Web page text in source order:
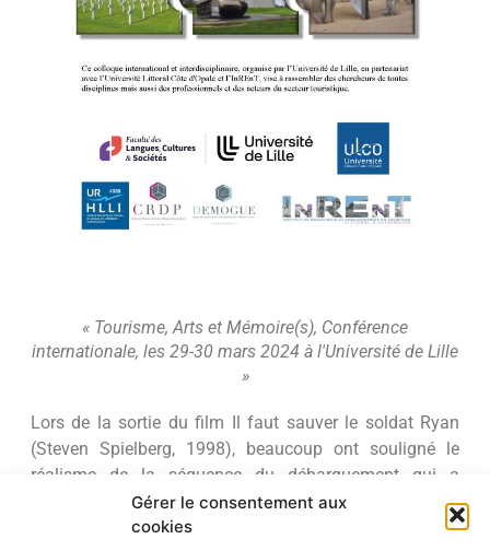
Gérer le consentement aux
cookies
« Tourisme, Arts et Mémoire(s), Conférence
internationale, les 29-30 mars 2024 à l'Université de Lille
»
Lors de la sortie du film Il faut sauver le soldat Ryan
(Steven Spielberg, 1998), beaucoup ont souligné le
réalisme de la séquence du débarquement qui a
contribué à faire du film un témoignage vivant des
horreurs de la guerre. Le succès du film a ensuite incité